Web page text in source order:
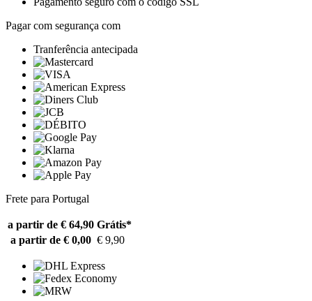
Pagar com segurança com
Tranferência antecipada
Frete para Portugal
a partir de € 64,90 Grátis*
a partir de € 0,00 € 9,90